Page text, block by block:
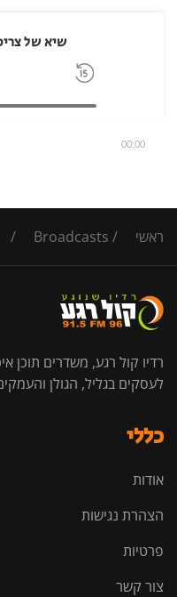
שיא של
00:00
ראשי /
Broadcasts
/
רדיו קול רגע, משדרים תוכן
לעסקים בגליל, הגולן
כללי
אודות
הצהרת נגישות
פרטיות
צור קשר